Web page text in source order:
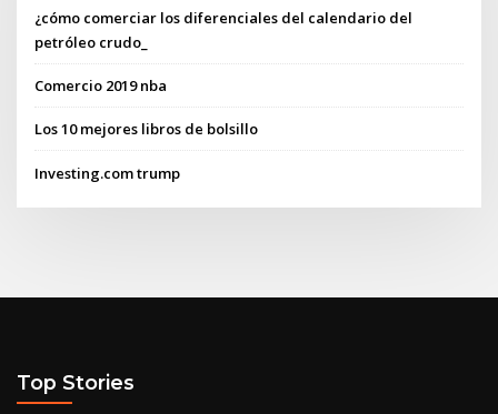
¿cómo comerciar los diferenciales del calendario del
petróleo crudo_
Comercio 2019 nba
Los 10 mejores libros de bolsillo
Investing.com trump
Top Stories